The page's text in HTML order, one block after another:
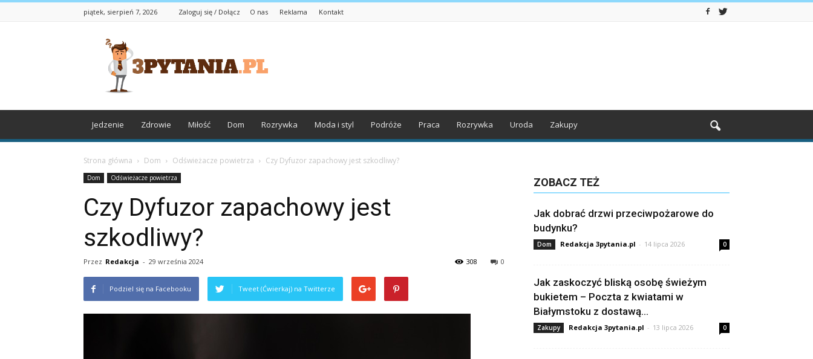
piątek, sierpień 7, 2026 Zaloguj się / Dołącz O nas Reklama Kontakt
3pytania.pl
Jedzenie Zdrowie Miłość Dom Rozrywka Moda i styl Podróże Praca Rozrywka Uroda Zakupy
Strona główna Dom Odświeżacze powietrza Czy Dyfuzor zapachowy jest szkodliwy?
Dom Odświeżacze powietrza
Czy Dyfuzor zapachowy jest
szkodliwy?
Przez Redakcja - 29 września 2024 0
308
Podziel się na Facebooku Tweet (Ćwierkaj) na Twitterze
ZOBACZ TEŻ
Jak dobrać drzwi przeciwpożarowe do
budynku?
Dom Redakcja 3pytania.pl - 14 lipca 2026 0
Jak zaskoczyć bliską osobę świeżym
bukietem – Poczta z kwiatami w
Białymstoku z dostawą...
Zakupy Redakcja 3pytania.pl - 13 lipca 2026 0